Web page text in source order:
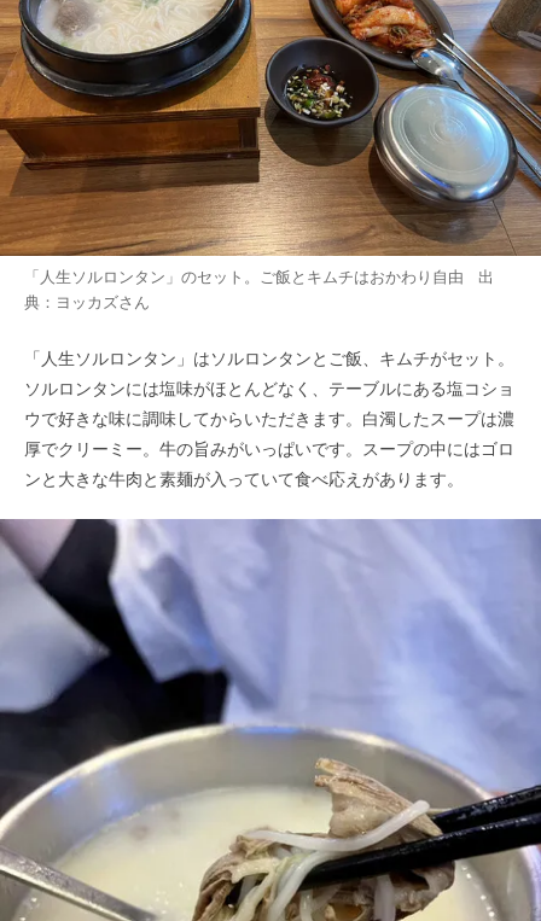
「人生ソルロンタン」のセット。ご飯とキムチはおかわり自由 出
典： ヨッカズさん
「人生ソルロンタン」はソルロンタンとご飯、キムチがセット。
ソルロンタンには塩味がほとんどなく、テーブルにある塩コショ
ウで好きな味に調味してからいただきます。白濁したスープは濃
厚でクリーミー。牛の旨みがいっぱいです。スープの中にはゴロ
ンと大きな牛肉と素麺が入っていて食べ応えがあります。